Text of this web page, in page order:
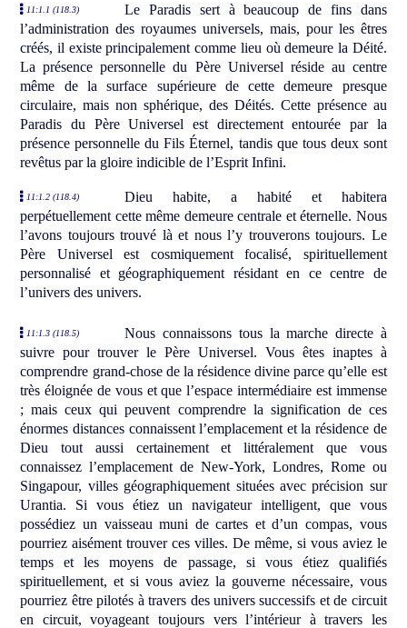
11:1.1 (118.3)
Le Paradis sert à beaucoup de fins dans
l’administration des royaumes universels, mais, pour les êtres
créés, il existe principalement comme lieu où demeure la Déité.
La présence personnelle du Père Universel réside au centre
même de la surface supérieure de cette demeure presque
circulaire, mais non sphérique, des Déités. Cette présence au
Paradis du Père Universel est directement entourée par la
présence personnelle du Fils Éternel, tandis que tous deux sont
revêtus par la gloire indicible de l’Esprit Infini.
11:1.2 (118.4)
Dieu habite, a habité et habitera
perpétuellement cette même demeure centrale et éternelle. Nous
l’avons toujours trouvé là et nous l’y trouverons toujours. Le
Père Universel est cosmiquement focalisé, spirituellement
personnalisé et géographiquement résidant en ce centre de
l’univers des univers.
11:1.3 (118.5)
Nous connaissons tous la marche directe à
suivre pour trouver le Père Universel. Vous êtes inaptes à
comprendre grand-chose de la résidence divine parce qu’elle est
très éloignée de vous et que l’espace intermédiaire est immense
; mais ceux qui peuvent comprendre la signification de ces
énormes distances connaissent l’emplacement et la résidence de
Dieu tout aussi certainement et littéralement que vous
connaissez l’emplacement de New-York, Londres, Rome ou
Singapour, villes géographiquement situées avec précision sur
Urantia. Si vous étiez un navigateur intelligent, que vous
possédiez un vaisseau muni de cartes et d’un compas, vous
pourriez aisément trouver ces villes. De même, si vous aviez le
temps et les moyens de passage, si vous étiez qualifiés
spirituellement, et si vous aviez la gouverne nécessaire, vous
pourriez être pilotés à travers des univers successifs et de circuit
en circuit, voyageant toujours vers l’intérieur à travers les